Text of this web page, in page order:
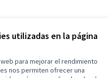
utilizadas en la página
para mejorar el rendimiento
nos permiten ofrecer una